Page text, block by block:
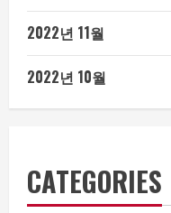
2022년 11월
2022년 10월
CATEGORIES